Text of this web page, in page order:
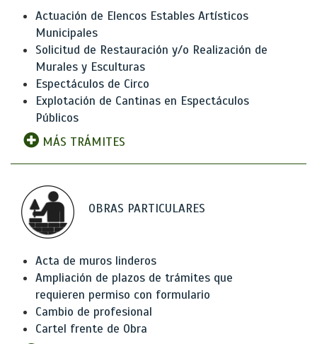
Actuación de Elencos Estables Artísticos
Municipales
Solicitud de Restauración y/o Realización de
Murales y Esculturas
Espectáculos de Circo
Explotación de Cantinas en Espectáculos
Públicos
MÁS TRÁMITES
OBRAS PARTICULARES
Acta de muros linderos
Ampliación de plazos de trámites que
requieren permiso con formulario
Cambio de profesional
Cartel frente de Obra